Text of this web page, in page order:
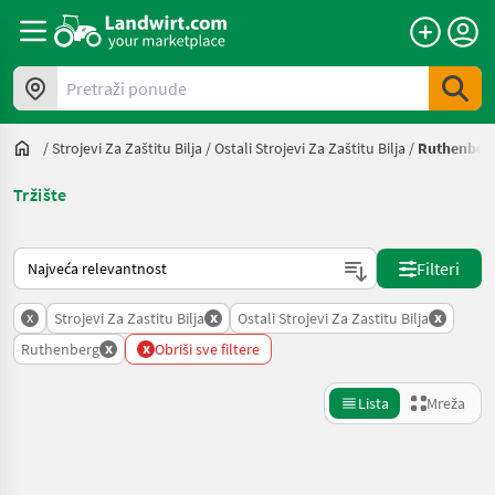
Pretraži ponude
/Strojevi Za Zaštitu Bilja /Ostali Strojevi Za Zaštitu Bilja /
Tržište
Način na koji sortira Landwirt.com
Filteri
x Strojevi Za Zastitu Bilja x Ostali Strojevi Za Zastitu Bilja x
Ruthenberg x x Obriši sve filtere
Lista Mreža